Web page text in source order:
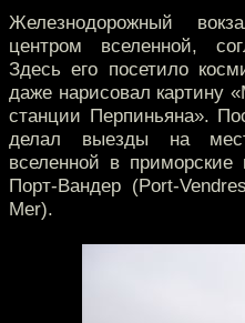
Железнодорожный
центром вселенной,
Здесь его посетило
даже нарисовал картину
станции Перпиньяна».
делал выезды на
вселенной в приморские
Порт-Вандер (Port-
Mer).